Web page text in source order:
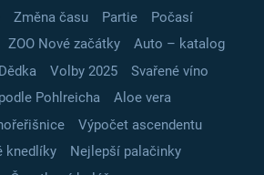
Změna času Partie
Počasí
ZOO Nové začátky
Auto – katalog
Volby 2025
Svařené víno
Pohlreicha
Aloe vera
Výpočet ascendentu
knedlíky
Nejlepší palačinky